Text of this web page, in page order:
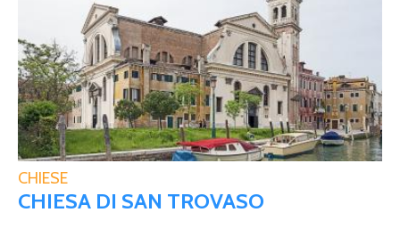
CHIESE
CHIESA DI SAN TROVASO